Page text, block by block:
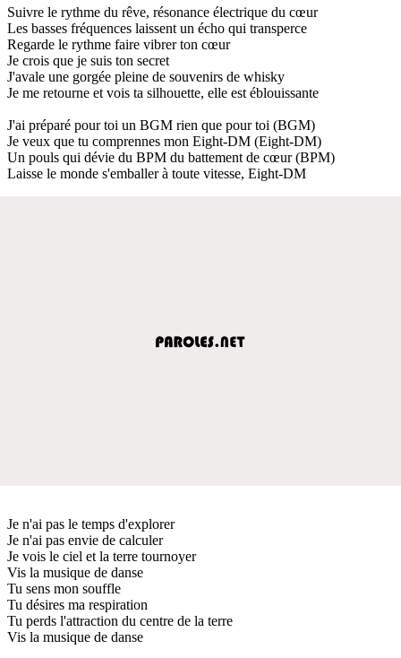
Suivre le rythme du rêve, résonance électrique du cœur
Les basses fréquences laissent un écho qui transperce
Regarde le rythme faire vibrer ton cœur
Je crois que je suis ton secret
J'avale une gorgée pleine de souvenirs de whisky
Je me retourne et vois ta silhouette, elle est éblouissante
J'ai préparé pour toi un BGM rien que pour toi (BGM)
Je veux que tu comprennes mon Eight-DM (Eight-DM)
Un pouls qui dévie du BPM du battement de cœur (BPM)
Laisse le monde s'emballer à toute vitesse, Eight-DM
Je n'ai pas le temps d'explorer
Je n'ai pas envie de calculer
Je vois le ciel et la terre tournoyer
Vis la musique de danse
Tu sens mon souffle
Tu désires ma respiration
Tu perds l'attraction du centre de la terre
Vis la musique de danse